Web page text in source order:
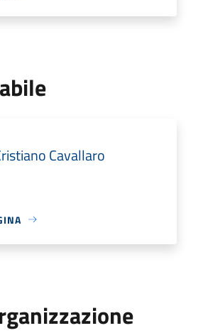
Cavallaro